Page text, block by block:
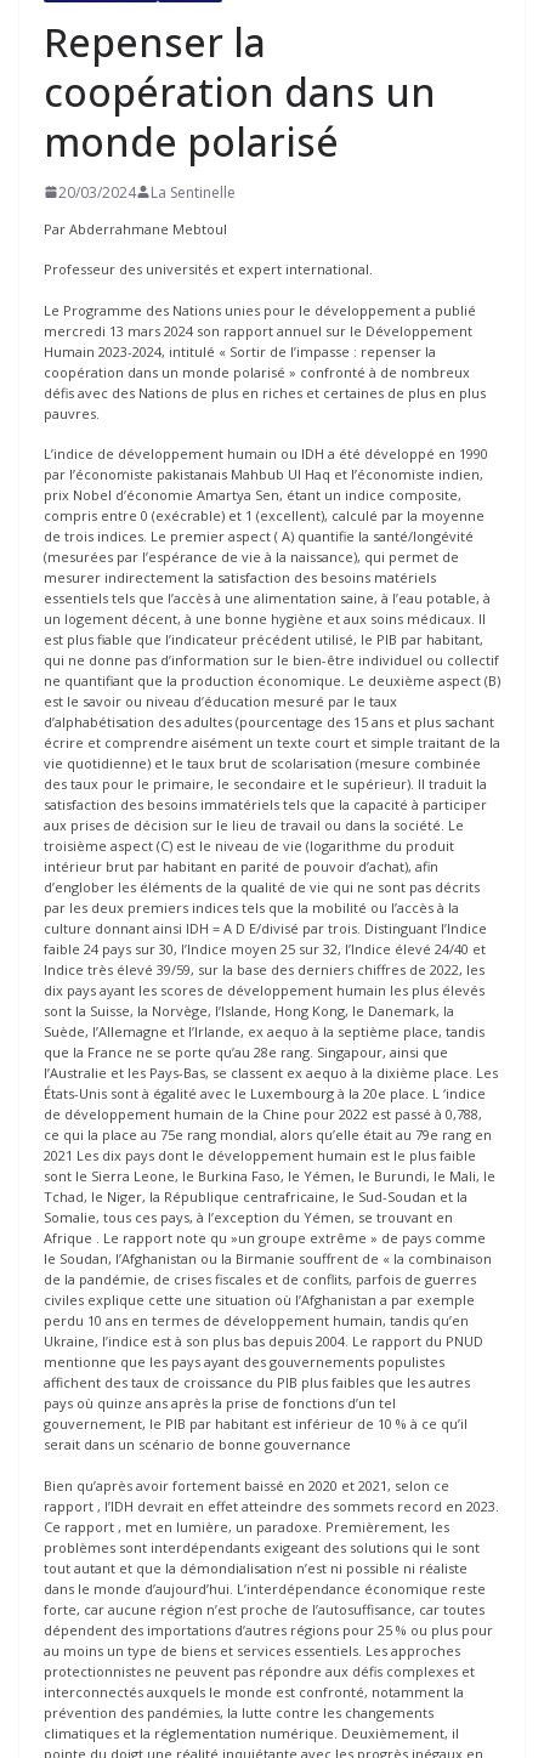
Repenser la
coopération dans un
monde polarisé
20/03/2024 La Sentinelle
Par Abderrahmane Mebtoul
Professeur des universités et expert international.
Le Programme des Nations unies pour le développement a publié
mercredi 13 mars 2024 son rapport annuel sur le Développement
Humain 2023-2024, intitulé « Sortir de l’impasse : repenser la
coopération dans un monde polarisé » confronté à de nombreux
défis avec des Nations de plus en riches et certaines de plus en plus
pauvres.
L’indice de développement humain ou IDH a été développé en 1990
par l’économiste pakistanais Mahbub Ul Haq et l’économiste indien,
prix Nobel d’économie Amartya Sen, étant un indice composite,
compris entre 0 (exécrable) et 1 (excellent), calculé par la moyenne
de trois indices. Le premier aspect ( A) quantifie la santé/longévité
(mesurées par l’espérance de vie à la naissance), qui permet de
mesurer indirectement la satisfaction des besoins matériels
essentiels tels que l’accès à une alimentation saine, à l’eau potable, à
un logement décent, à une bonne hygiène et aux soins médicaux. Il
est plus fiable que l’indicateur précédent utilisé, le PIB par habitant,
qui ne donne pas d’information sur le bien-être individuel ou collectif
ne quantifiant que la production économique. Le deuxième aspect (B)
est le savoir ou niveau d’éducation mesuré par le taux
d’alphabétisation des adultes (pourcentage des 15 ans et plus sachant
écrire et comprendre aisément un texte court et simple traitant de la
vie quotidienne) et le taux brut de scolarisation (mesure combinée
des taux pour le primaire, le secondaire et le supérieur). Il traduit la
satisfaction des besoins immatériels tels que la capacité à participer
aux prises de décision sur le lieu de travail ou dans la société. Le
troisième aspect (C) est le niveau de vie (logarithme du produit
intérieur brut par habitant en parité de pouvoir d’achat), afin
d’englober les éléments de la qualité de vie qui ne sont pas décrits
par les deux premiers indices tels que la mobilité ou l’accès à la
culture donnant ainsi IDH = A D E/divisé par trois. Distinguant l’Indice
faible 24 pays sur 30, l’Indice moyen 25 sur 32, l’Indice élevé 24/40 et
Indice très élevé 39/59, sur la base des derniers chiffres de 2022, les
dix pays ayant les scores de développement humain les plus élevés
sont la Suisse, la Norvège, l’Islande, Hong Kong, le Danemark, la
Suède, l’Allemagne et l’Irlande, ex aequo à la septième place, tandis
que la France ne se porte qu’au 28e rang. Singapour, ainsi que
l’Australie et les Pays-Bas, se classent ex aequo à la dixième place. Les
États-Unis sont à égalité avec le Luxembourg à la 20e place. L ‘indice
de développement humain de la Chine pour 2022 est passé à 0,788,
ce qui la place au 75e rang mondial, alors qu’elle était au 79e rang en
2021 Les dix pays dont le développement humain est le plus faible
sont le Sierra Leone, le Burkina Faso, le Yémen, le Burundi, le Mali, le
Tchad, le Niger, la République centrafricaine, le Sud-Soudan et la
Somalie, tous ces pays, à l’exception du Yémen, se trouvant en
Afrique . Le rapport note qu »un groupe extrême » de pays comme
le Soudan, l’Afghanistan ou la Birmanie souffrent de « la combinaison
de la pandémie, de crises fiscales et de conflits, parfois de guerres
civiles explique cette une situation où l’Afghanistan a par exemple
perdu 10 ans en termes de développement humain, tandis qu’en
Ukraine, l’indice est à son plus bas depuis 2004. Le rapport du PNUD
mentionne que les pays ayant des gouvernements populistes
affichent des taux de croissance du PIB plus faibles que les autres
pays où quinze ans après la prise de fonctions d’un tel
gouvernement, le PIB par habitant est inférieur de 10 % à ce qu’il
serait dans un scénario de bonne gouvernance
Bien qu’après avoir fortement baissé en 2020 et 2021, selon ce
rapport , l’IDH devrait en effet atteindre des sommets record en 2023.
Ce rapport , met en lumière, un paradoxe. Premièrement, les
problèmes sont interdépendants exigeant des solutions qui le sont
tout autant et que la démondialisation n’est ni possible ni réaliste
dans le monde d’aujourd’hui. L’interdépendance économique reste
forte, car aucune région n’est proche de l’autosuffisance, car toutes
dépendent des importations d’autres régions pour 25 % ou plus pour
au moins un type de biens et services essentiels. Les approches
protectionnistes ne peuvent pas répondre aux défis complexes et
interconnectés auxquels le monde est confronté, notamment la
prévention des pandémies, la lutte contre les changements
climatiques et la réglementation numérique. Deuxièmement, il
pointe du doigt une réalité inquiétante avec les progrès inégaux en